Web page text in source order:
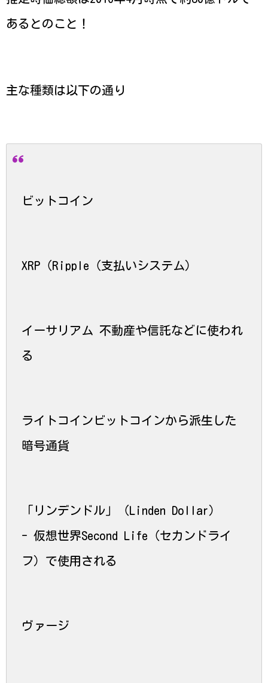
あるとのこと！
主な種類は以下の通り
ビットコイン
XRP（Ripple（支払いシステム）
イーサリアム 不動産や信託などに使われ
る
ライトコイン ビットコインから派生した
暗号通貨
「リンデンドル」（Linden Dollar）
- 仮想世界Second Life（セカンドライ
フ）で使用される
ヴァージ